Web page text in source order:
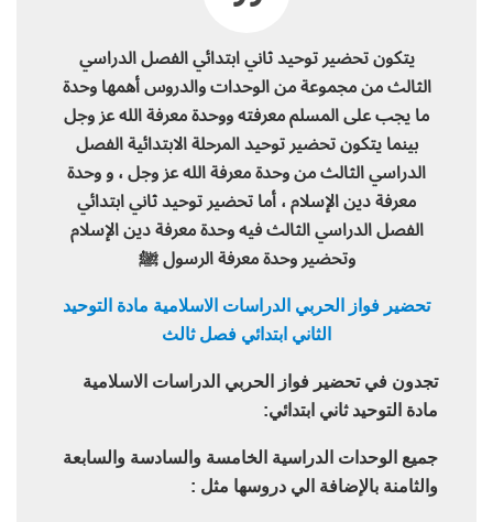
يتكون تحضير توحيد ثاني ابتدائي الفصل الدراسي
الثالث من مجموعة من الوحدات والدروس أهمها وحدة
ما يجب على المسلم معرفته ووحدة معرفة الله عز وجل
بينما يتكون تحضير توحيد المرحلة الابتدائية الفصل
الدراسي الثالث من وحدة معرفة الله عز وجل ، و وحدة
معرفة دين الإسلام ، أما تحضير توحيد ثاني ابتدائي
الفصل الدراسي الثالث فيه وحدة معرفة دين الإسلام
وتحضير وحدة معرفة الرسول ﷺ
تحضير فواز الحربي الدراسات الاسلامية مادة التوحيد
الثاني ابتدائي فصل ثالث
تجدون في تحضير فواز الحربي الدراسات الاسلامية
مادة التوحيد ثاني ابتدائي:
جميع الوحدات الدراسية الخامسة والسادسة والسابعة
والثامنة بالإضافة الي دروسها مثل :